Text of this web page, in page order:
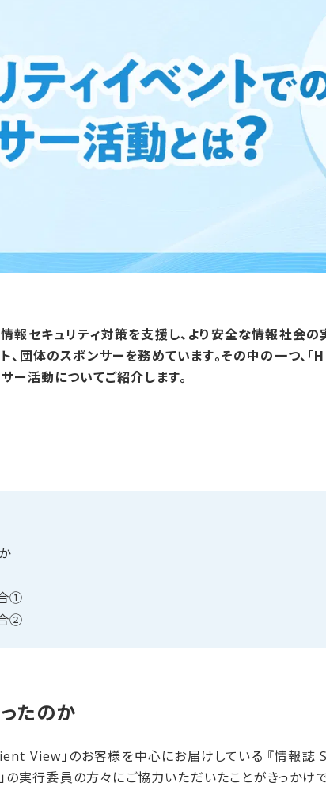
情報セキュリティ対策を支援し、より安全な情報社会
ト、団体のスポンサーを務めています。その中の一つ
ー活動についてご紹介します。
①
②
たのか
View」のお客様を中心にお届けしている 『情報
実行委員の方々にご協力いただいたことがきっかけで